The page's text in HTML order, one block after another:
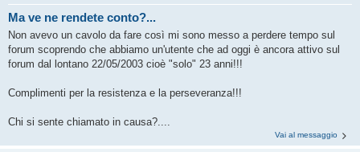
Ma ve ne rendete conto?...
Non avevo un cavolo da fare così mi sono messo a perdere tempo sul
forum scoprendo che abbiamo un'utente che ad oggi è ancora attivo sul
forum dal lontano 22/05/2003 cioè "solo" 23 anni!!!
Complimenti per la resistenza e la perseveranza!!!
Chi si sente chiamato in causa?....
Vai al messaggio